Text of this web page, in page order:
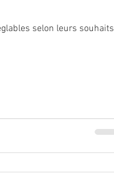
selon leurs souhaits